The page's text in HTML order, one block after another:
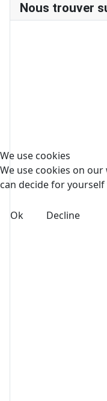
Nous trouver
We use cookies
We use cookies on
can decide for
Ok Decline